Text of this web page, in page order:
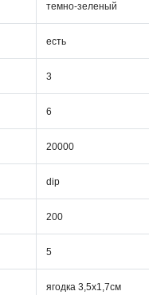
темно-зеленый
есть
3
6
20000
dip
200
5
ягодка 3,5х1,7см